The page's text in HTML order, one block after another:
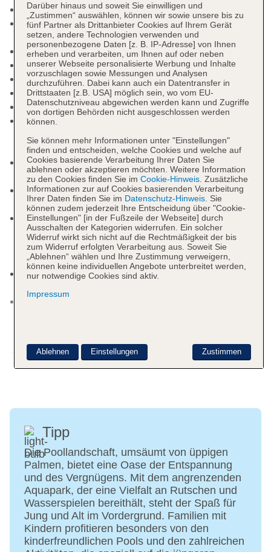
Check-out Zeit bis 12:00 Uhr
Late Check-out: 12:00 Uhr - 18:00 Uhr, einmalig
ca. 75 EUR, Anfrage & Reservierung notwendig
Rezeption, Geldwechsel möglich
Lift
Geldautomat in der Unterkunft
Gartenanlage, Sonnenterrasse
Pools: 10
Pool: Outdoor, Süßwasser, flach abfallend,
beheizbar, Balinesische Betten: gegen Gebühr,
Liegen: ohne Gebühr
Kinderpool: Outdoor, Süßwasser, beheizbar,
Liegen: ohne Gebühr
Kinderpool: Outdoor, Süßwasser, beheizbar,
Liegen: ohne Gebühr
Pool „Adults-only Pool“: ab 18 Jahre, ohne
Gebühr, Outdoor, Süßwasser, beheizbar:
November - April, Balinesische Betten: gegen
Gebühr, Liegen: ohne Gebühr
Pool: ab 18 Jahre, gegen Gebühr, Indoor,
Pool „Pool mit Wasserrutschen“: ohne Gebühr,
Liegestühle: ohne Gebühr
Kinderpool „Kinderpool mit Wasserspielen“: ohne
Gebühr, Outdoor, Süßwasser, beheizbar:
Pool: Outdoor, Süßwasser, flach abfallend,
beheizbar, Balinesische Betten: gegen Gebühr,
Liegen: ohne Gebühr
Pool: Outdoor, Süßwasser, flach abfallend,
Liegen: ohne Gebühr
Pool: Outdoor, Süßwasser, flach abfallend,
Liegen: ohne Gebühr
Badetücher
Souvenirshop, Boutique, Friseur
Weitere Informationen
Tipp
Die Poollandschaft, umsäumt von üppigen
Palmen, bietet eine Oase der Entspannung
und des Vergnügens. Mit dem angrenzenden
Aquapark, der eine Vielfalt an Rutschen und
Wasserspielen bereithält, steht der Spaß für
Jung und Alt im Vordergrund. Familien mit
Kindern profitieren besonders von den
kinderfreundlichen Pools und den zahlreichen
Darüber hinaus und soweit Sie einwilligen und
„Zustimmen“ auswählen, können wir sowie unsere bis zu
fünf Partner als Drittanbieter Cookies auf Ihrem Gerät
setzen, andere Technologien verwenden und
personenbezogene Daten [z. B. IP-Adresse] von Ihnen
erheben und verarbeiten, um Ihnen auf oder neben
unserer Webseite personalisierte Werbung und Inhalte
vorzuschlagen sowie Messungen und Analysen
durchzuführen. Dabei kann auch ein Datentransfer in
Drittstaaten [z.B. USA] möglich sein, wo vom EU-
Datenschutzniveau abgewichen werden kann und Zugriffe
von dortigen Behörden nicht ausgeschlossen werden
können.
Sie können mehr Informationen unter "Einstellungen"
finden und entscheiden, welche Cookies und welche auf
Cookies basierende Verarbeitung Ihrer Daten Sie
ablehnen oder akzeptieren möchten. Weitere Information
zu den Cookies finden Sie im Cookie-Hinweis. Zusätzliche
Informationen zur auf Cookies basierenden Verarbeitung
Ihrer Daten finden Sie im Datenschutz-Hinweis. Sie
können zudem jederzeit Ihre Entscheidung über "Cookie-
Einstellungen" [in der Fußzeile der Webseite] durch
Ausschalten der Kategorien widerrufen. Ein solcher
Widerruf wirkt sich nicht auf die Rechtmäßigkeit der bis
zum Widerruf erfolgten Verarbeitung aus. Soweit Sie
„Ablehnen“ wählen und Ihre Zustimmung verweigern,
können keine individuellen Angebote unterbreitet werden,
nur notwendige Cookies sind aktiv.
Impressum
Zustimmen
Ablehnen Einstellungen